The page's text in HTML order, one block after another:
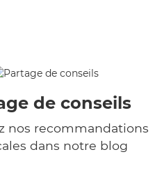
de conseils
nos recommandations
dans notre blog